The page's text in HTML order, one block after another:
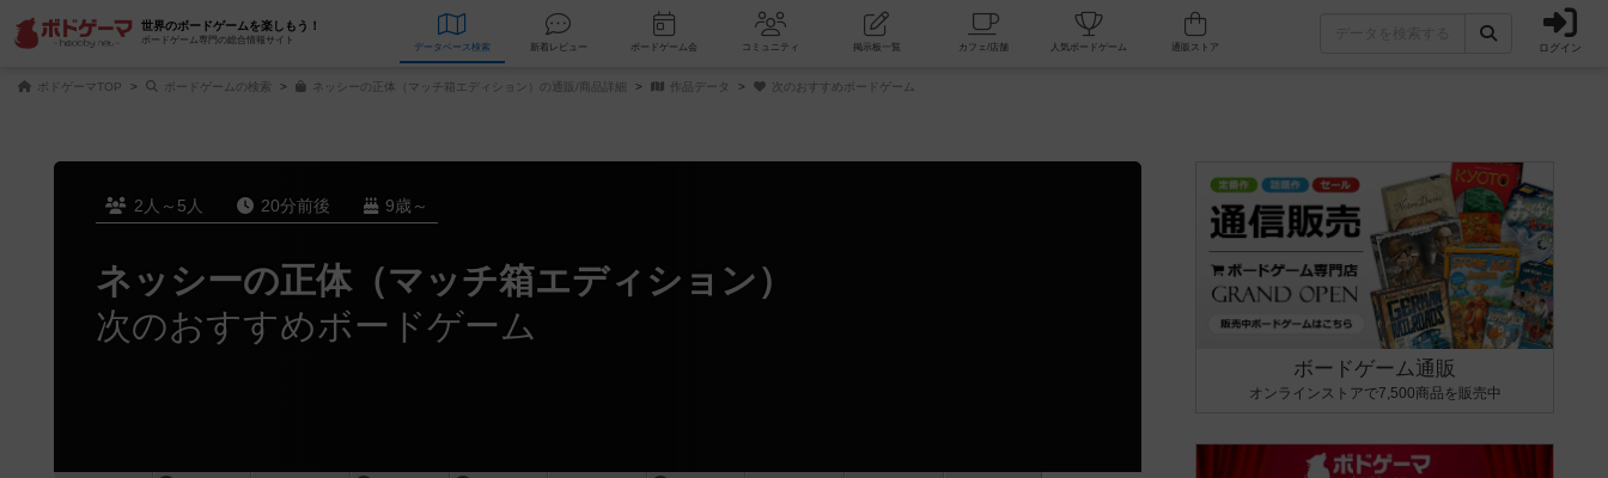
世界のボードゲームを楽しもう！
ボードゲーム専門の総合情報サイト
データベース 検索 新着レビュー ボードゲーム会 コミュニティ 掲示板一覧 カフェ/店舗 人気ボードゲーム ログイン
ボドゲーマTOP ボードゲームの検索 ネッシーの正体（マッチ箱エディション）の通販/商品詳細 作品データ 次のおすすめボードゲーム
2人～5人 20分前後 9歳～
ネッシーの正体（マッチ箱エディション）
次のおすすめボードゲーム
ボードゲーム通販
オンラインストアで7,500商品を販売中